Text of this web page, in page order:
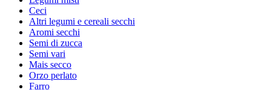
Ceci
Altri legumi e cereali secchi
Aromi secchi
Semi di zucca
Semi vari
Mais secco
Orzo perlato
Farro